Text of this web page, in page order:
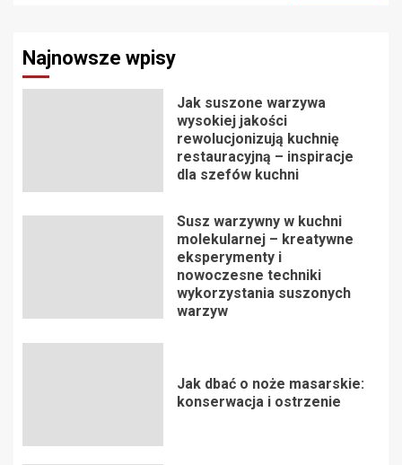
Najnowsze wpisy
Jak suszone warzywa
wysokiej jakości
rewolucjonizują kuchnię
restauracyjną – inspiracje
dla szefów kuchni
Susz warzywny w kuchni
molekularnej – kreatywne
eksperymenty i
nowoczesne techniki
wykorzystania suszonych
warzyw
Jak dbać o noże masarskie:
konserwacja i ostrzenie